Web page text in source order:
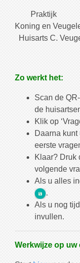
Praktijk
Koning en
Huisarts C.
Zo werkt het:
Scan de
de
Klik op
Daarna
eerste
Klaar? Druk
volgende
Als u alles
.
Als u nog
invullen.
Werkwijze op uw